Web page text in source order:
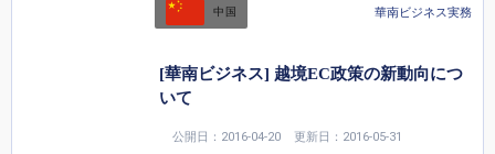
中国 華南ビジネス実務
[華南ビジネス] 越境EC政策の新動向につ
いて
公開日：2016-04-20 更新日：2016-05-31